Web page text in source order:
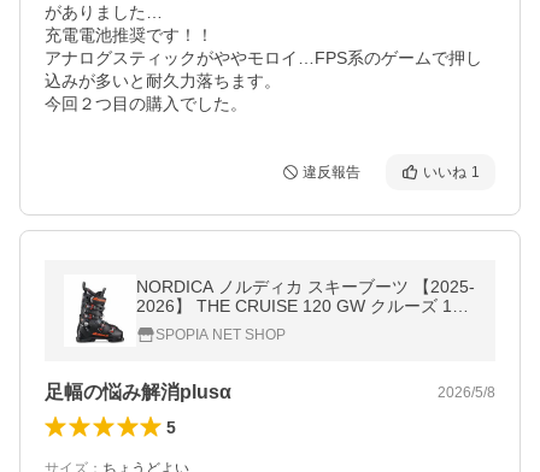
がありました…
充電電池推奨です！！
アナログスティックがややモロイ…FPS系のゲームで押し
込みが多いと耐久力落ちます。
今回２つ目の購入でした。
違反報告 いいね 1
NORDICA ノルディカ スキーブーツ 【2025-
2026】 THE CRUISE 120 GW クルーズ 120
GW 【グリップウォーク】 【当店オリジナ
ルブーツケースサービス中！】
SPOPIA NET SHOP
足幅の悩み解消plusα 2026/5/8
5
サイズ ： ちょうどよい